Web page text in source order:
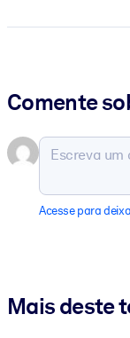
Comente
Acesse para
Mais deste